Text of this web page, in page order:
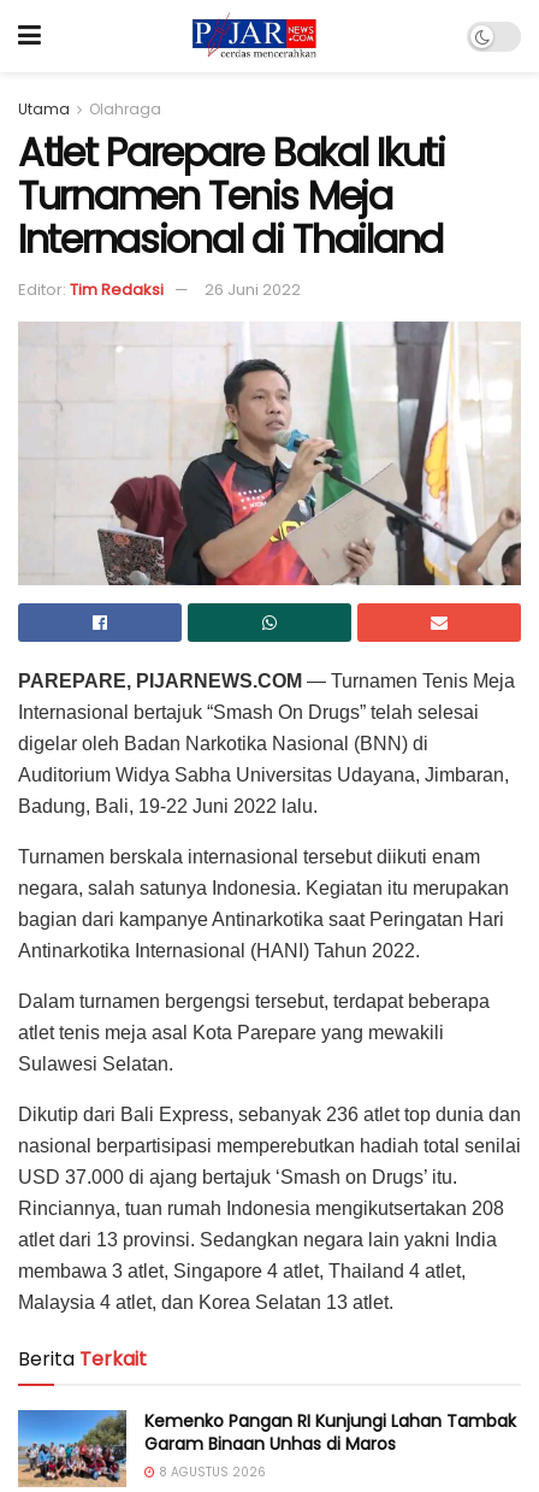
Utama Olahraga
Atlet Parepare Bakal Ikuti
Turnamen Tenis Meja
Internasional di Thailand
Editor: Tim Redaksi 26 Juni 2022
PAREPARE, PIJARNEWS.COM — Turnamen Tenis Meja
Internasional bertajuk “Smash On Drugs” telah selesai
digelar oleh Badan Narkotika Nasional (BNN) di
Auditorium Widya Sabha Universitas Udayana, Jimbaran,
Badung, Bali, 19-22 Juni 2022 lalu.
Turnamen berskala internasional tersebut diikuti enam
negara, salah satunya Indonesia. Kegiatan itu merupakan
bagian dari kampanye Antinarkotika saat Peringatan Hari
Antinarkotika Internasional (HANI) Tahun 2022.
Dalam turnamen bergengsi tersebut, terdapat beberapa
atlet tenis meja asal Kota Parepare yang mewakili
Sulawesi Selatan.
Dikutip dari Bali Express, sebanyak 236 atlet top dunia dan
nasional berpartisipasi memperebutkan hadiah total senilai
USD 37.000 di ajang bertajuk ‘Smash on Drugs’ itu.
Rinciannya, tuan rumah Indonesia mengikutsertakan 208
atlet dari 13 provinsi. Sedangkan negara lain yakni India
membawa 3 atlet, Singapore 4 atlet, Thailand 4 atlet,
Malaysia 4 atlet, dan Korea Selatan 13 atlet.
Berita Terkait
Kemenko Pangan RI Kunjungi Lahan Tambak
Garam Binaan Unhas di Maros
8 AGUSTUS 2026